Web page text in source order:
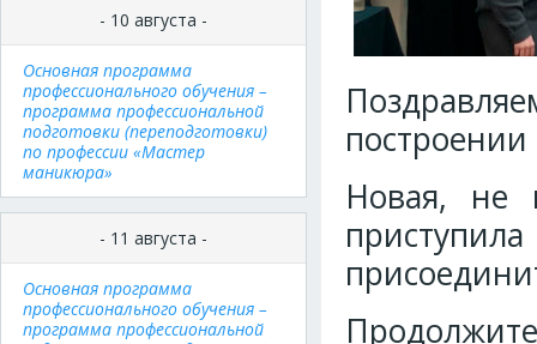
- 10 августа -
Основная программа
профессионального обучения –
программа профессиональной
подготовки (переподготовки)
по профессии «Мастер
маникюра»
- 11 августа -
Основная программа
профессионального обучения –
программа профессиональной
Новая, не